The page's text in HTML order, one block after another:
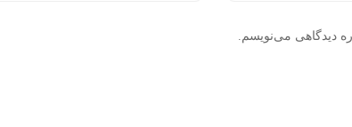
دیدگاهی می‌نویسم.